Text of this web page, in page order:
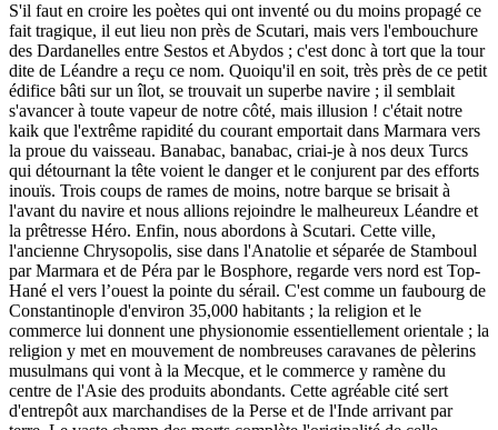
S'il faut en croire les poètes qui ont inventé ou du moins propagé ce
fait tragique, il eut lieu non près de Scutari, mais vers l'embouchure
des Dardanelles entre Sestos et Abydos ; c'est donc à tort que la tour
dite de Léandre a reçu ce nom. Quoiqu'il en soit, très près de ce petit
édifice bâti sur un îlot, se trouvait un superbe navire ; il semblait
s'avancer à toute vapeur de notre côté, mais illusion ! c'était notre
kaik que l'extrême rapidité du courant emportait dans Marmara vers
la proue du vaisseau. Banabac, banabac, criai-je à nos deux Turcs
qui détournant la tête voient le danger et le conjurent par des efforts
inouïs. Trois coups de rames de moins, notre barque se brisait à
l'avant du navire et nous allions rejoindre le malheureux Léandre et
la prêtresse Héro. Enfin, nous abordons à Scutari. Cette ville,
l'ancienne Chrysopolis, sise dans l'Anatolie et séparée de Stamboul
par Marmara et de Péra par le Bosphore, regarde vers nord est Top-
Hané el vers l’ouest la pointe du sérail. C'est comme un faubourg de
Constantinople d'environ 35,000 habitants ; la religion et le
commerce lui donnent une physionomie essentiellement orientale ; la
religion y met en mouvement de nombreuses caravanes de pèlerins
musulmans qui vont à la Mecque, et le commerce y ramène du
centre de l'Asie des produits abondants. Cette agréable cité sert
d'entrepôt aux marchandises de la Perse et de l'Inde arrivant par